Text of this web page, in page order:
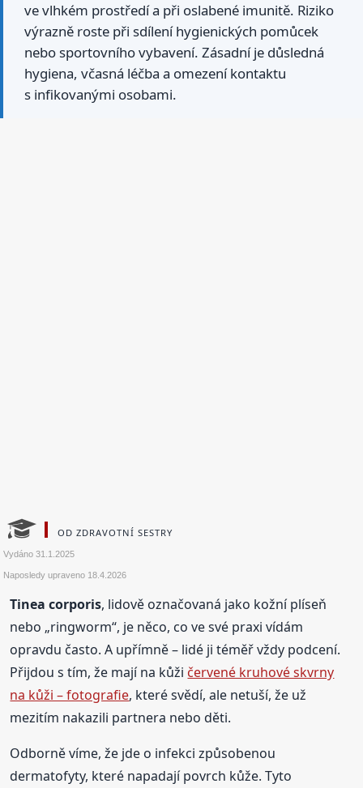
ve vlhkém prostředí a při oslabené imunitě. Riziko
výrazně roste při sdílení hygienických pomůcek
nebo sportovního vybavení. Zásadní je důsledná
hygiena, včasná léčba a omezení kontaktu
s infikovanými osobami.
OD ZDRAVOTNÍ SESTRY
Vydáno31.1.2025
Naposledy upraveno 18.4.2026
Tinea corporis, lidově označovaná jako kožní plíseň
nebo „ringworm“, je něco, co ve své praxi vídám
opravdu často. A upřímně – lidé ji téměř vždy podcení.
Přijdou s tím, že mají na kůži červené kruhové skvrny
na kůži – fotografie, které svědí, ale netuší, že už
mezitím nakazili partnera nebo děti.
Odborně víme, že jde o infekci způsobenou
dermatofyty, které napadají povrch kůže. Tyto